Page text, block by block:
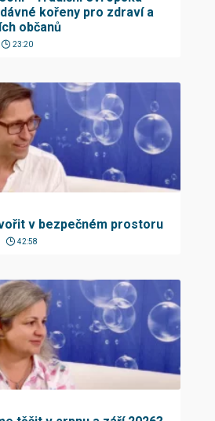
kořeny pro zdraví a
občanů
23:20
v bezpečném prostoru
42:58